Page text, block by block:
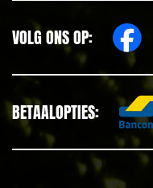
VOLG ONS OP:
BETAALOPTIES: